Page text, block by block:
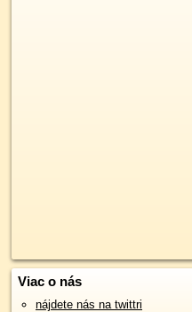
Viac o nás
nájdete nás na twittri